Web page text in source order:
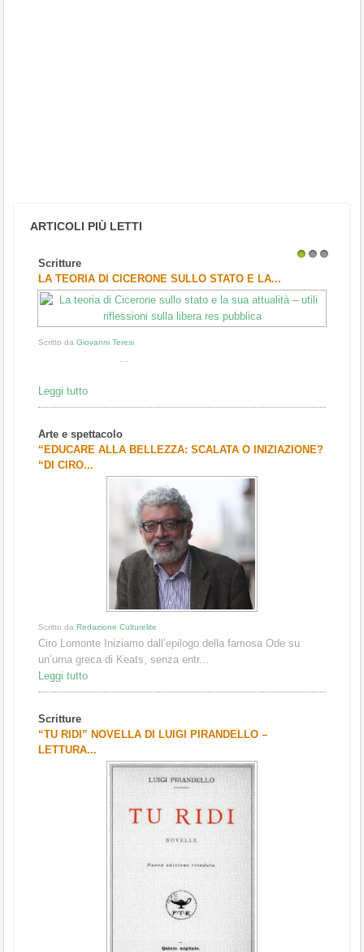
ARTICOLI PIÙ LETTI
Scritture
LA TEORIA DI CICERONE SULLO STATO E LA...
Scritto da Giovanni Teresi
...
Leggi tutto
Arte e spettacolo
“EDUCARE ALLA BELLEZZA: SCALATA O INIZIAZIONE?
“DI CIRO...
Scritto da Redazione Culturelite
Ciro Lomonte Iniziamo dall’epilogo della famosa Ode su
un’urna greca di Keats, senza entr...
Leggi tutto
Scritture
“TU RIDI” NOVELLA DI LUIGI PIRANDELLO –
LETTURA...